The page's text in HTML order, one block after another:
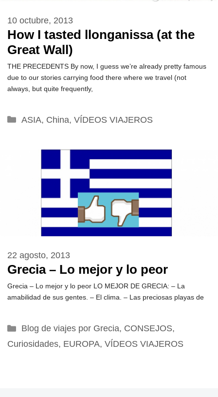
How I tasted llonganissa (at the
Great Wall)
10 octubre, 2013
THE PRECEDENTS By now, I guess we’re already pretty famous
due to our stories carrying food there where we travel (not
always, but quite frequently,
Categorías
ASIA, China, VÍDEOS VIAJEROS
Grecia – Lo mejor y lo peor
22 agosto, 2013
Grecia – Lo mejor y lo peor LO MEJOR DE GRECIA: – La
amabilidad de sus gentes. – El clima. – Las preciosas playas de
Categorías
Blog de viajes por Grecia, CONSEJOS,
Curiosidades, EUROPA, VÍDEOS VIAJEROS